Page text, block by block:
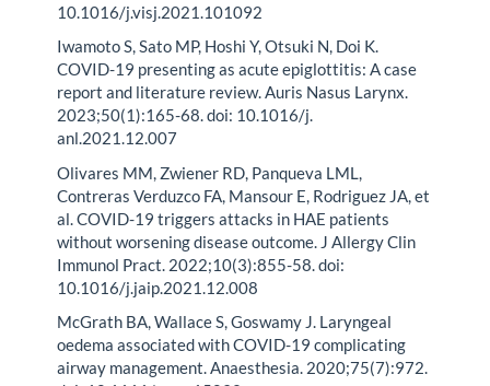
10.1016/j.visj.2021.101092
Iwamoto S, Sato MP, Hoshi Y, Otsuki N, Doi K.
COVID-19 presenting as acute epiglottitis: A case
report and literature review. Auris Nasus Larynx.
2023;50(1):165-68. doi: 10.1016/j.
anl.2021.12.007
Olivares MM, Zwiener RD, Panqueva LML,
Contreras Verduzco FA, Mansour E, Rodriguez JA, et
al. COVID-19 triggers attacks in HAE patients
without worsening disease outcome. J Allergy Clin
Immunol Pract. 2022;10(3):855-58. doi:
10.1016/j.jaip.2021.12.008
McGrath BA, Wallace S, Goswamy J. Laryngeal
oedema associated with COVID-19 complicating
airway management. Anaesthesia. 2020;75(7):972.